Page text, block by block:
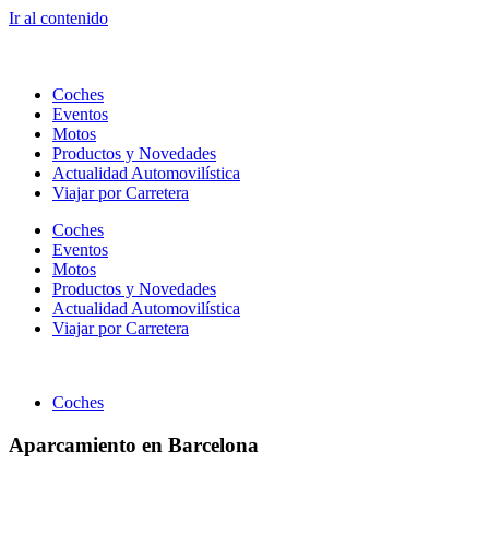
Ir al contenido
Coches
Eventos
Motos
Productos y Novedades
Actualidad Automovilística
Viajar por Carretera
Coches
Eventos
Motos
Productos y Novedades
Actualidad Automovilística
Viajar por Carretera
Coches
Aparcamiento en Barcelona